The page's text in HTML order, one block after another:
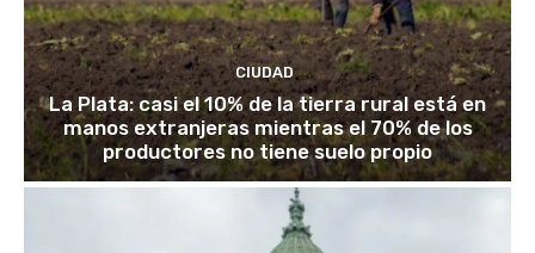
CIUDAD
La Plata: casi el 10% de la tierra rural está en
manos extranjeras mientras el 70% de los
productores no tiene suelo propio